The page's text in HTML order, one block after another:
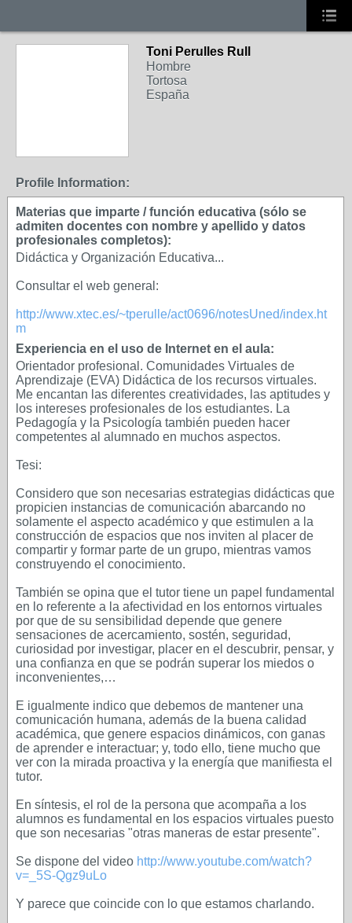
Toni Perulles Rull
Hombre
Tortosa
España
Profile Information:
Materias que imparte / función educativa (sólo se
admiten docentes con nombre y apellido y datos
profesionales completos):
Didáctica y Organización Educativa...
Consultar el web general:
http://www.xtec.es/~tperulle/act0696/notesUned/index.ht
m
Experiencia en el uso de Internet en el aula:
Orientador profesional. Comunidades Virtuales de
Aprendizaje (EVA) Didáctica de los recursos virtuales.
Me encantan las diferentes creatividades, las aptitudes y
los intereses profesionales de los estudiantes. La
Pedagogía y la Psicología también pueden hacer
competentes al alumnado en muchos aspectos.
Tesi:
Considero que son necesarias estrategias didácticas que
propicien instancias de comunicación abarcando no
solamente el aspecto académico y que estimulen a la
construcción de espacios que nos inviten al placer de
compartir y formar parte de un grupo, mientras vamos
construyendo el conocimiento.
También se opina que el tutor tiene un papel fundamental
en lo referente a la afectividad en los entornos virtuales
por que de su sensibilidad depende que genere
sensaciones de acercamiento, sostén, seguridad,
curiosidad por investigar, placer en el descubrir, pensar, y
una confianza en que se podrán superar los miedos o
inconvenientes,…
E igualmente indico que debemos de mantener una
comunicación humana, además de la buena calidad
académica, que genere espacios dinámicos, con ganas
de aprender e interactuar; y, todo ello, tiene mucho que
ver con la mirada proactiva y la energía que manifiesta el
tutor.
En síntesis, el rol de la persona que acompaña a los
alumnos es fundamental en los espacios virtuales puesto
que son necesarias "otras maneras de estar presente".
Se dispone del video http://www.youtube.com/watch?
v=_5S-Qgz9uLo
Y parece que coincide con lo que estamos charlando.